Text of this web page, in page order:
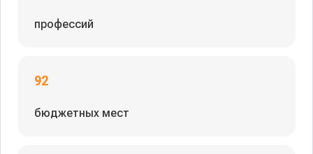
профессий
92
бюджетных мест